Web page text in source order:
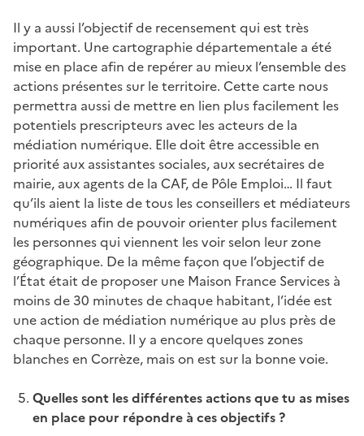
Il y a aussi l’objectif de recensement qui est très
important. Une cartographie départementale a été
mise en place afin de repérer au mieux l’ensemble des
actions présentes sur le territoire. Cette carte nous
permettra aussi de mettre en lien plus facilement les
potentiels prescripteurs avec les acteurs de la
médiation numérique. Elle doit être accessible en
priorité aux assistantes sociales, aux secrétaires de
mairie, aux agents de la CAF, de Pôle Emploi… Il faut
qu’ils aient la liste de tous les conseillers et médiateurs
numériques afin de pouvoir orienter plus facilement
les personnes qui viennent les voir selon leur zone
géographique. De la même façon que l’objectif de
l’État était de proposer une Maison France Services à
moins de 30 minutes de chaque habitant, l’idée est
une action de médiation numérique au plus près de
chaque personne. Il y a encore quelques zones
blanches en Corrèze, mais on est sur la bonne voie.
Quelles sont les différentes actions que tu as mises
en place pour répondre à ces objectifs ?